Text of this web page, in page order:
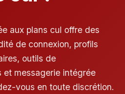
aux plans cul offre des
de connexion, profils
outils de
et messagerie intégrée
vous en toute discrétion.